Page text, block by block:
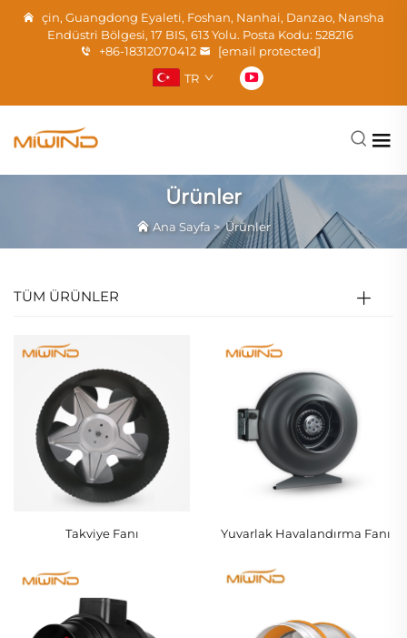
çin, Guangdong Eyaleti, Foshan, Nanhai, Danzao, Nansha
Endüstri Bölgesi, 17 BIS, 613 Yolu. Posta Kodu: 528216
+86-18312070412
[email protected]
TR
Ürünler
Ana Sayfa >Ürünler
TÜM ÜRÜNLER
Takviye Fanı Yuvarlak Havalandırma Fanı